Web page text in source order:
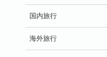
国内旅行
海外旅行